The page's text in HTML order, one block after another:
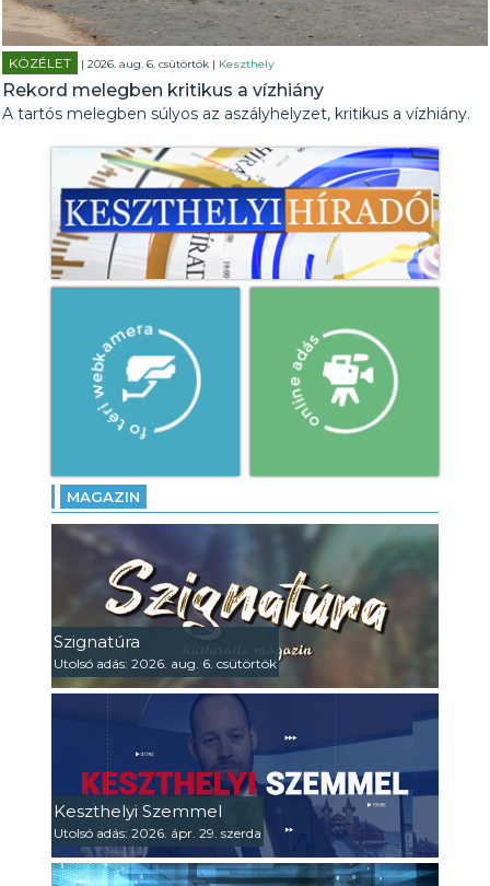
KÖZÉLET | 2026. aug. 6. csütörtök | Keszthely
Rekord melegben kritikus a vízhiány
A tartós melegben súlyos az aszályhelyzet, kritikus a vízhiány.
MAGAZIN
Szignatúra
Utolsó adás: 2026. aug. 6. csütörtök
Keszthelyi Szemmel
Utolsó adás: 2026. ápr. 29. szerda